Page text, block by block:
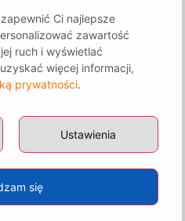
Ci najlepsze
zawartość
ruch i wyświetlać
więcej informacji,
prywatności.
się
Ustawienia